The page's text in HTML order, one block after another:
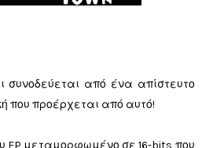
συνοδεύεται από ένα απίστευτο
που προέρχεται από αυτό!
EP μεταμορφωμένο σε 16-bits που